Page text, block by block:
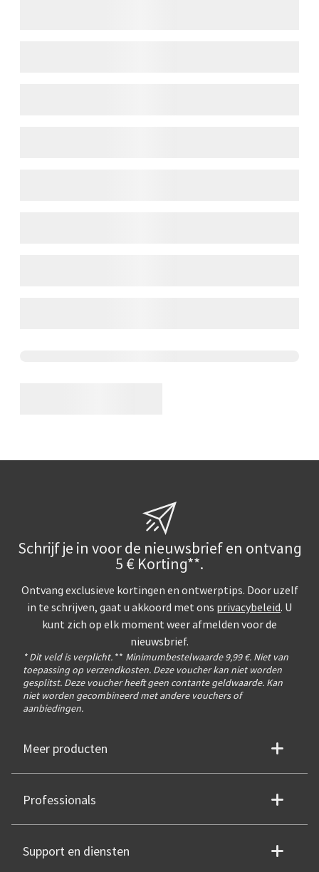
Schrijf je in voor de nieuwsbrief en ontvang
5 € Korting**.
Ontvang exclusieve kortingen en ontwerptips. Door uzelf
in te schrijven, gaat u akkoord met ons privacybeleid. U
kunt zich op elk moment weer afmelden voor de
nieuwsbrief.
* Dit veld is verplicht. ** Minimumbestelwaarde 9,99 €. Niet van
toepassing op verzendkosten. Deze voucher kan niet worden
gesplitst. Deze voucher heeft geen contante geldwaarde. Kan
niet worden gecombineerd met andere vouchers of
aanbiedingen.
Meer producten
Professionals
Support en diensten